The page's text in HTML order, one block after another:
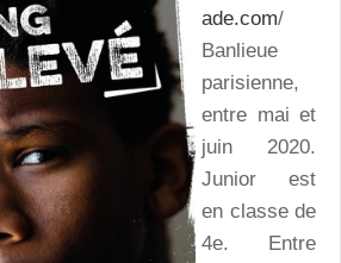
ade.com/
Banlieue
parisienne,
entre mai et
juin 2020.
Junior est
en classe de
4e. Entre